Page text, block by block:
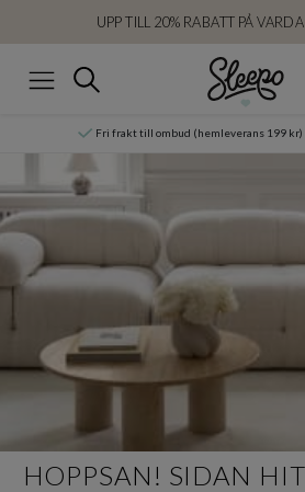
UPP TILL 20% RABATT PÅ
Sök
Fri frakt till ombud (hemleverans 199 kr)
HOPPSAN! SIDAN